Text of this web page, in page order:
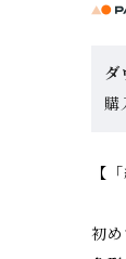
ダ
購
【
初